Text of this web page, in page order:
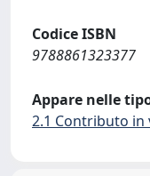
Codice ISBN
9788861323377
Appare nelle
2.1 Contributo in